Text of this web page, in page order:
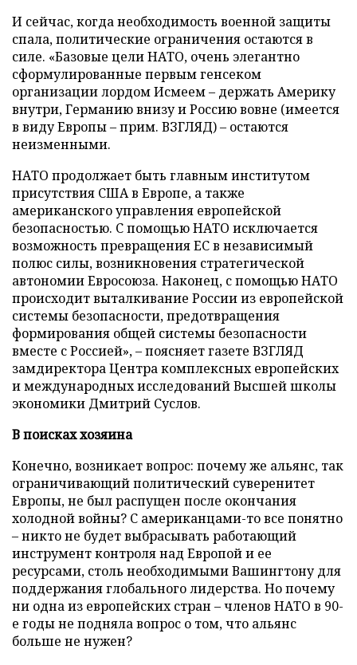
И сейчас, когда необходимость военной защиты
спала, политические ограничения остаются в
силе. «Базовые цели НАТО, очень элегантно
сформулированные первым генсеком
организации лордом Исмеем – держать Америку
внутри, Германию внизу и Россию вовне (имеется
в виду Европы – прим. ВЗГЛЯД) – остаются
неизменными.
НАТО продолжает быть главным институтом
присутствия США в Европе, а также
американского управления европейской
безопасностью. С помощью НАТО исключается
возможность превращения ЕС в независимый
полюс силы, возникновения стратегической
автономии Евросоюза. Наконец, с помощью НАТО
происходит выталкивание России из европейской
системы безопасности, предотвращения
формирования общей системы безопасности
вместе с Россией», – поясняет газете ВЗГЛЯД
замдиректора Центра комплексных европейских
и международных исследований Высшей школы
экономики Дмитрий Суслов.
В поисках хозяина
Конечно, возникает вопрос: почему же альянс, так
ограничивающий политический суверенитет
Европы, не был распущен после окончания
холодной войны? С американцами-то все понятно
– никто не будет выбрасывать работающий
инструмент контроля над Европой и ее
ресурсами, столь необходимыми Вашингтону для
поддержания глобального лидерства. Но почему
ни одна из европейских стран – членов НАТО в 90-
е годы не подняла вопрос о том, что альянс
больше не нужен?